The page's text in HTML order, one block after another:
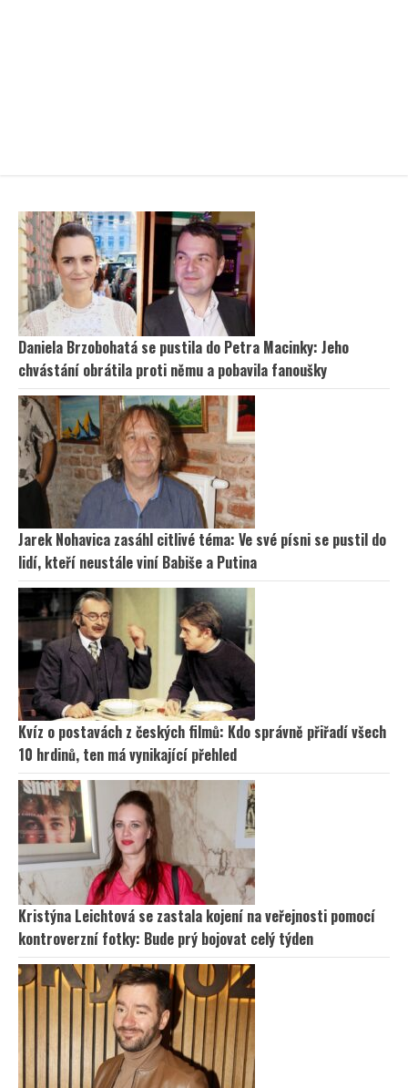
Daniela Brzobohatá se pustila do Petra Macinky: Jeho
chvástání obrátila proti němu a pobavila fanoušky
Jarek Nohavica zasáhl citlivé téma: Ve své písni se pustil do
lidí, kteří neustále viní Babiše a Putina
Kvíz o postavách z českých filmů: Kdo správně přiřadí všech
10 hrdinů, ten má vynikající přehled
Kristýna Leichtová se zastala kojení na veřejnosti pomocí
kontroverzní fotky: Bude prý bojovat celý týden